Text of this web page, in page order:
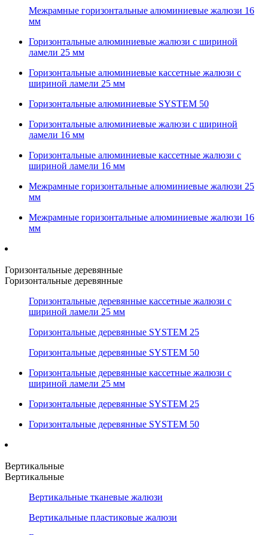
Межрамные горизонтальные алюминиевые жалюзи 16
мм
Горизонтальные алюминиевые жалюзи с шириной
ламели 25 мм
Горизонтальные алюминиевые кассетные жалюзи с
шириной ламели 25 мм
Горизонтальные алюминиевые SYSTEM 50
Горизонтальные алюминиевые жалюзи с шириной
ламели 16 мм
Горизонтальные алюминиевые кассетные жалюзи с
шириной ламели 16 мм
Межрамные горизонтальные алюминиевые жалюзи 25
мм
Межрамные горизонтальные алюминиевые жалюзи 16
мм
Горизонтальные деревянные
Горизонтальные деревянные
Горизонтальные деревянные кассетные жалюзи с
шириной ламели 25 мм
Горизонтальные деревянные SYSTEM 25
Горизонтальные деревянные SYSTEM 50
Горизонтальные деревянные кассетные жалюзи с
шириной ламели 25 мм
Горизонтальные деревянные SYSTEM 25
Горизонтальные деревянные SYSTEM 50
Вертикальные
Вертикальные
Вертикальные тканевые жалюзи
Вертикальные пластиковые жалюзи